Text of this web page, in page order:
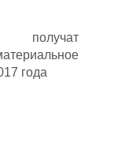
получат
года